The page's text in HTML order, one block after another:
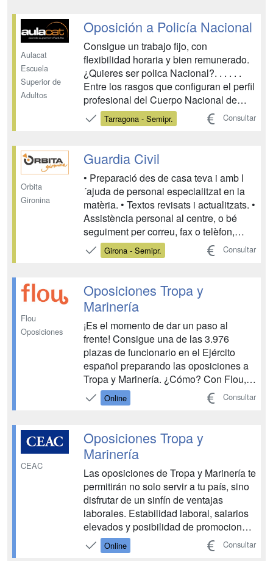
Aulacat
Escuela
Superior de
Adultos
Oposición a Policía Nacional
Consigue un trabajo fijo, con
flexibilidad horaria y bien remunerado.
¿Quieres ser polica Nacional?. . . . . .
Entre los rasgos que configuran el perfil
profesional del Cuerpo Nacional de
Policía el que mejor lo define frente a
los otros cuerpos de seguridad
nítidamente urbano. La misión de la
Policía Nacional es...
Tarragona - Semipr. Consultar
Orbita
Gironina
Guardia Civil
• Preparació des de casa teva i amb l
´ajuda de personal especialitzat en la
matèria. • Textos revisats i actualitzats. •
Assistència personal al centre, o bé
seguiment per correu, fax o telèfon,
durant tot el període de formació,
resolent tots els dubtes que puguin
´autoavaluacions que permeten segu...
Girona - Semipr. Consultar
Flou
Oposiciones
Oposiciones Tropa y
Marinería
¡Es el momento de dar un paso al
frente! Consigue una de las 3.976
plazas de funcionario en el Ejército
español preparando las oposiciones a
Tropa y Marinería. ¿Cómo? Con Flou,
de la mano de expertos en oposiciones
y con un plan diseñado para ti....
Online Consultar
CEAC
Oposiciones Tropa y
Marinería
Las oposiciones de Tropa y Marinería te
permitirán no solo servir a tu país, sino
disfrutar de un sinfín de ventajas
laborales. Estabilidad laboral, salarios
elevados y posibilidad de promocionar
en el cuerpo son solo algunas de las
muchas mejoras que notarás una vez
Online Consultar